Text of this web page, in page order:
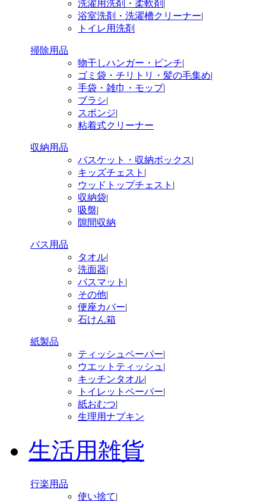
洗濯用洗剤・柔軟剤 |
浴室洗剤・洗濯槽クリーナー|
トイレ用洗剤
掃除用品
物干しハンガー・ピンチ|
ゴミ袋・チリトリ・髪の毛集め|
手袋・雑巾・モップ|
ブラシ|
スポンジ|
粘着式クリーナー
収納用品
バスケット・収納ボックス|
キッズチェスト |
ウッドトップチェスト |
収納袋|
吸盤|
隙間収納
バス用品
タオル|
洗面器|
バスマット |
その他|
便座カバー|
石けん箱
紙製品
ティッシュペーパー|
ウエットティッシュ |
キッチンタオル|
トイレットペーパー|
紙おむつ|
生理用ナプキン
生活用雑貨
行楽用品
使い捨て|